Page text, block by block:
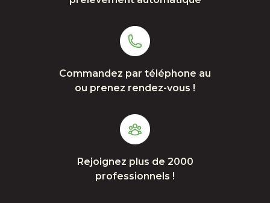
Commandez par téléphone au
ou prenez rendez-vous !
Rejoignez plus de 2000
professionnels !